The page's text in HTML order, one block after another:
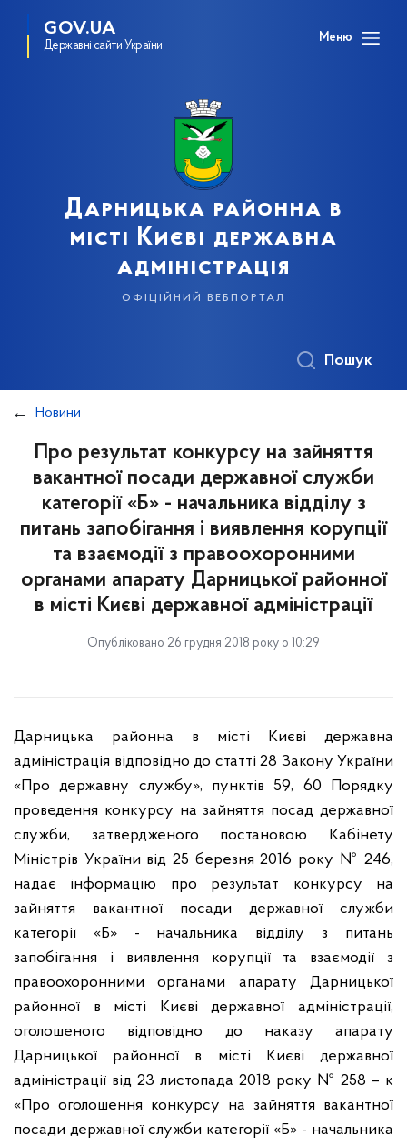
GOV.UA
Державні сайти України
Меню
Дарницька районна в
місті Києві державна
адміністрація
офіційний вебпортал
Пошук
Новини
Про результат конкурсу на зайняття
вакантної посади державної служби
категорії «Б» - начальника відділу з
питань запобігання і виявлення корупції
та взаємодії з правоохоронними
органами апарату Дарницької районної
в місті Києві державної адміністрації
Опубліковано 26 грудня 2018 року о 10:29
Дарницька районна в місті Києві державна
адміністрація відповідно до статті 28 Закону України
«Про державну службу», пунктів 59, 60 Порядку
проведення конкурсу на зайняття посад державної
служби, затвердженого постановою Кабінету
Міністрів України від 25 березня 2016 року № 246,
надає інформацію про результат конкурсу на
зайняття вакантної посади державної служби
категорії «Б» - начальника відділу з питань
запобігання і виявлення корупції та взаємодії з
правоохоронними органами апарату Дарницької
районної в місті Києві державної адміністрації,
оголошеного відповідно до наказу апарату
Дарницької районної в місті Києві державної
адміністрації від 23 листопада 2018 року № 258 – к
«Про оголошення конкурсу на зайняття вакантної
посади державної служби категорії «Б» - начальника